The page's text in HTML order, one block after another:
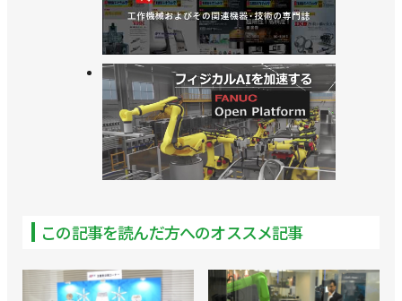
>> [特集 ロボットテクノロジージャパンvol.6]工機到
来！ 見どころは「ロボ×工作機械」
>>[特集 ロボットテクノロジージャパンvol.5]協業の
結晶をリアルでPR／スターテクノ
>> [特集 ロボットテクノロジージャパンvol.4]地元の
雄とベンチャーは、何を見せる？／デンソーウェー
>> [特集 ロボットテクノロジージャパンvol.3②]多様
務執行役員 ロボット事業部長
この記事を読んだ方へのオススメ記事